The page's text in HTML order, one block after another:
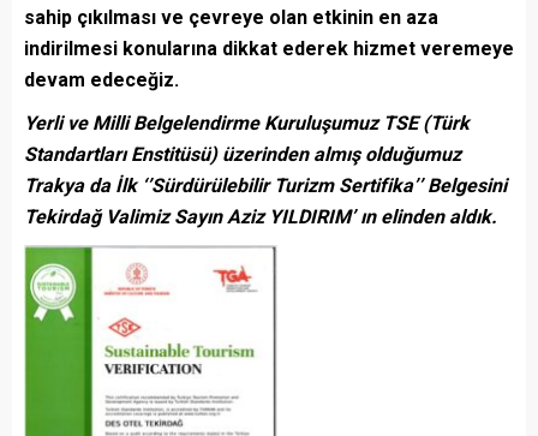
sahip çıkılması ve çevreye olan etkinin en aza
indirilmesi konularına dikkat ederek hizmet veremeye
devam edeceğiz.
Yerli ve Milli Belgelendirme Kuruluşumuz TSE (Türk
Standartları Enstitüsü) üzerinden almış olduğumuz
Trakya da İlk ‘’Sürdürülebilir Turizm Sertifika’’ Belgesini
Tekirdağ Valimiz Sayın Aziz YILDIRIM’ ın elinden aldık.